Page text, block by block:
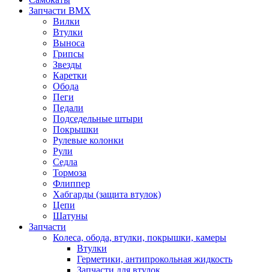
Запчасти BMX
Вилки
Втулки
Выноса
Грипсы
Звезды
Каретки
Обода
Пеги
Педали
Подседельные штыри
Покрышки
Рулевые колонки
Рули
Седла
Тормоза
Флиппер
Хабгарды (защита втулок)
Цепи
Шатуны
Запчасти
Колеса, обода, втулки, покрышки, камеры
Втулки
Герметики, антипрокольная жидкость